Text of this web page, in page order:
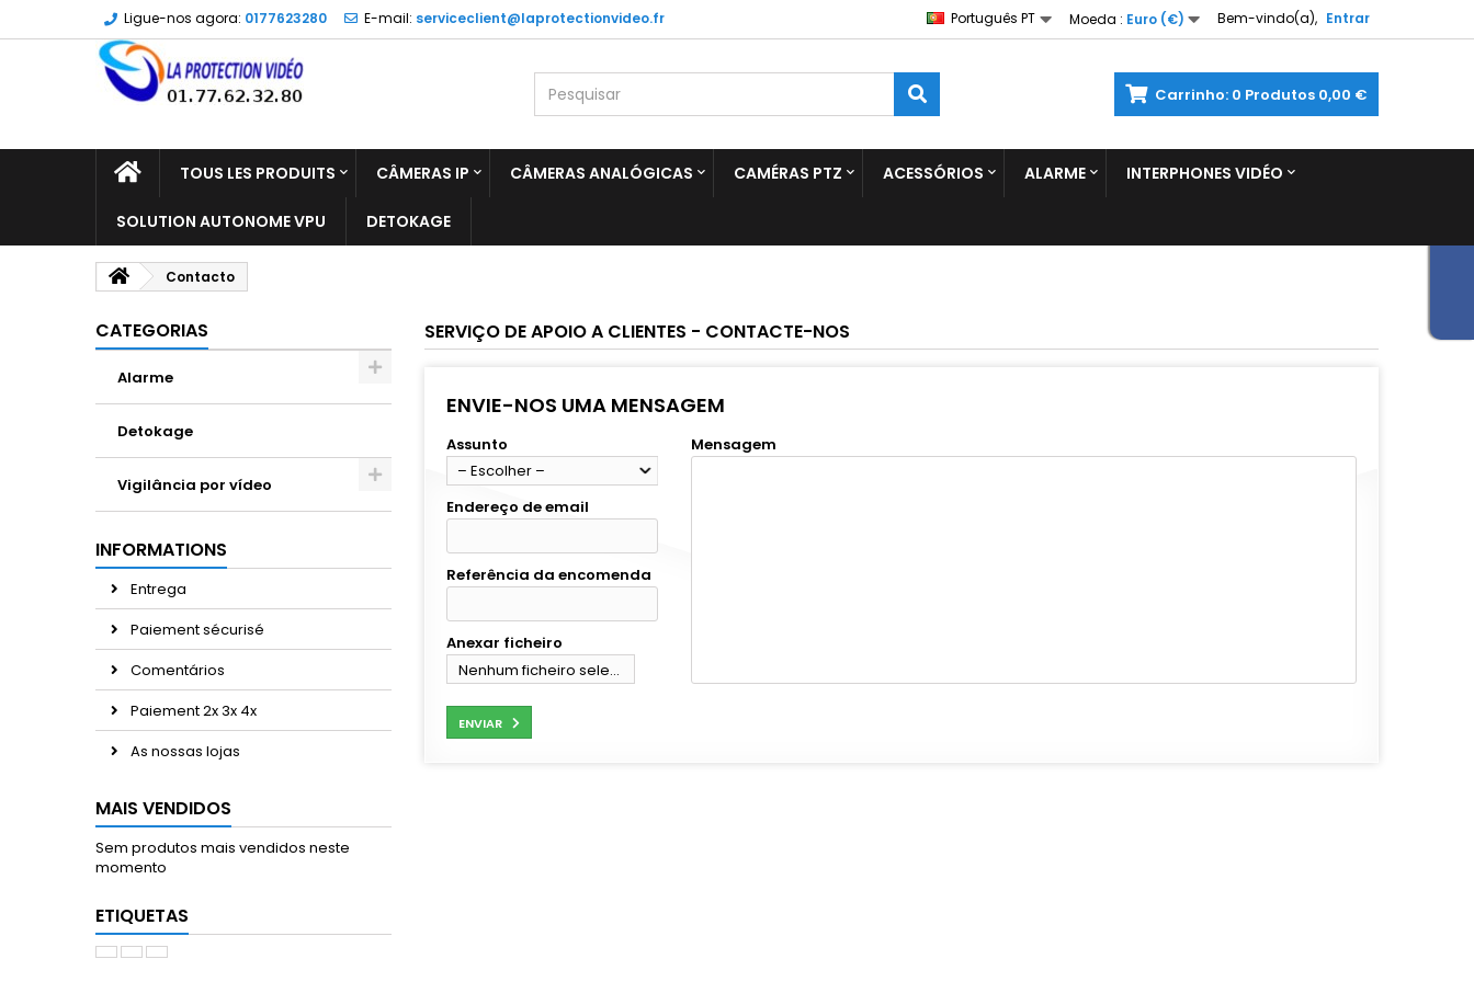
Bem-vindo(a), Entrar
Moeda : Euro (€)
Português PT
Ligue-nos agora: 0177623280 E-mail: serviceclient@laprotectionvideo.fr
Carrinho: 0 Produtos 0,00 €
TOUS LES PRODUITS CÂMERAS IP CÂMERAS ANALÓGICAS CAMÉRAS PTZ ACESSÓRIOS ALARME INTERPHONES VIDÉO
SOLUTION AUTONOME VPU DETOKAGE
Contacto
CATEGORIAS
Alarme
Detokage
Vigilância por vídeo
INFORMATIONS
Entrega
Paiement sécurisé
Comentários
Paiement 2x 3x 4x
As nossas lojas
MAIS VENDIDOS
Sem produtos mais vendidos neste
momento
ETIQUETAS
SERVIÇO DE APOIO A CLIENTES - CONTACTE-NOS
ENVIE-NOS UMA MENSAGEM
Assunto
– Escolher –
Endereço de email
Referência da encomenda
Anexar ficheiro
Nenhum ficheiro selecionado
Mensagem
ENVIAR